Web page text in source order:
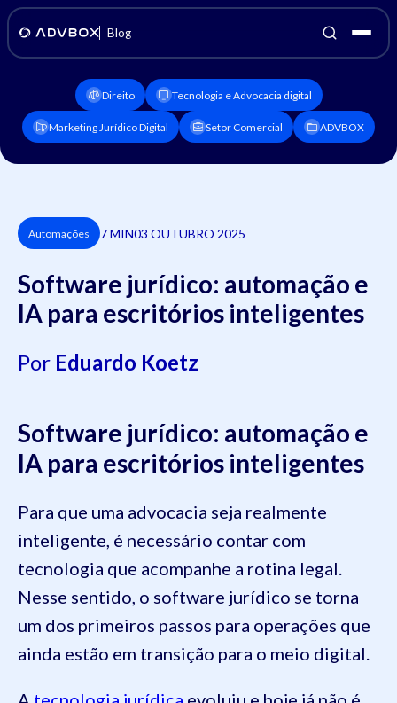
Blog
Direito Tecnologia e Advocacia digital
Marketing Jurídico Digital Setor Comercial ADVBOX
Automações 7 MIN03 OUTUBRO 2025
Software jurídico: automação e
IA para escritórios inteligentes
Por Eduardo Koetz
Software jurídico: automação e
IA para escritórios inteligentes
Para que uma advocacia seja realmente
inteligente, é necessário contar com
tecnologia que acompanhe a rotina legal.
Nesse sentido, o software jurídico se torna
um dos primeiros passos para operações que
ainda estão em transição para o meio digital.